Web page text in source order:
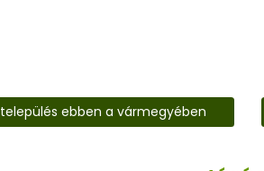
ebben a vármegyében